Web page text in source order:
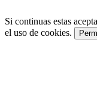
Si continuas estas
el uso de cookies.